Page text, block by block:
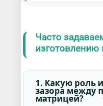
Часто
изготовлению
1. Какую роль
зазора между
матрицей?